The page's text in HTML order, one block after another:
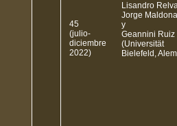
45
(julio-
diciembre
2022)
Lisandro
Jorge
y
Geannini Ruiz
(Universität
Bielefeld,